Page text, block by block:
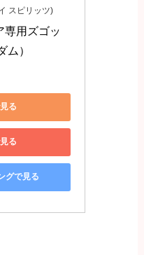
スピリッツ)
専用ズゴッ
ム）
る
る
グで見る